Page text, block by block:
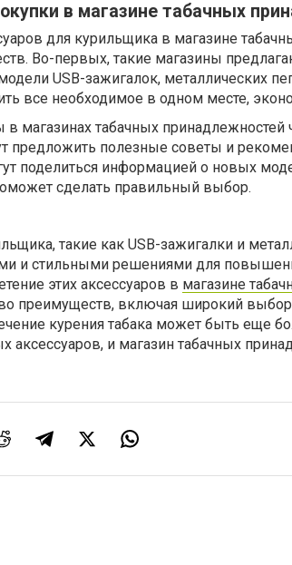
в магазине табачных
для курильщика в магазине
Во-первых, такие магазины
USB-зажигалок, металлических
все необходимое в одном месте,
магазинах табачных принадлежностей
предложить полезные советы и
поделиться информацией о новых
сделать правильный выбор.
такие как USB-зажигалки и
и стильными решениями для
этих аксессуаров в магазине
преимуществ, включая широкий
курения табака может быть еще
и магазин табачных